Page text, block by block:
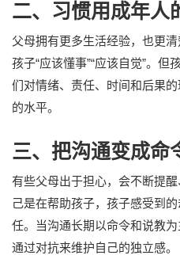
二、习惯用成年人
父母拥有更多生活经验，也更
孩子“应该懂事”“应该自觉”。
们对情绪、责任、时间和后果
的水平。
三、把沟通变成命
有些父母出于担心，会不断提
己是在帮助孩子，孩子感受到
任。当沟通长期以命令和说教
通过对抗来维护自己的独立感。